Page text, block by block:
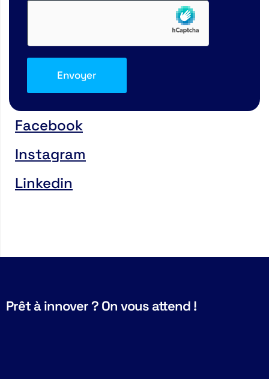
Facebook
Instagram
Linkedin
Prêt à innover ? On vous attend !